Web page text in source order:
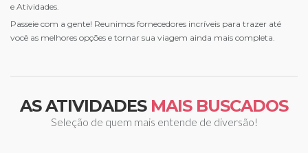
e Atividades.
Passeie com a gente! Reunimos fornecedores incríveis para trazer até
você as melhores opções e tornar sua viagem ainda mais completa.
AS ATIVIDADES MAIS BUSCADOS
Seleção de quem mais entende de diversão!